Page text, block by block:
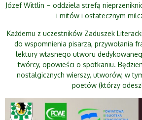
Józef Wittlin – oddziela strefą
i mitów i ostatecznym
Każdemu z uczestników Zaduszek
do wspomnienia pisarza, przywołania
lektury własnego utworu
twórcy, opowieści o spotkaniu.
nostalgicznych wierszy, utworów, w
poetów (którzy